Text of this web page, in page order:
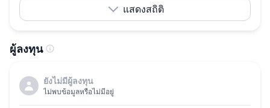
แสดงสถิติ
ผู้ลงทุน
ยังไม่มีผู้ลงทุน
ไม่พบข้อมูลหรือไม่มีอยู่